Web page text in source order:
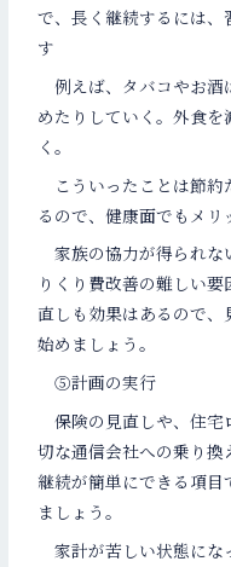
で、長く継続するには
す
例えば、タバコやお酒
めたりしていく。外食
く。
こういったことは節約
るので、健康面でもメリ
家族の協力が得られな
りくり費改善の難しい
直しも効果はあるので
始めましょう。
⑤計画の実行
保険の見直しや、住宅
切な通信会社への乗り換
継続が簡単にできる項
ましょう。
家計が苦しい状態にな